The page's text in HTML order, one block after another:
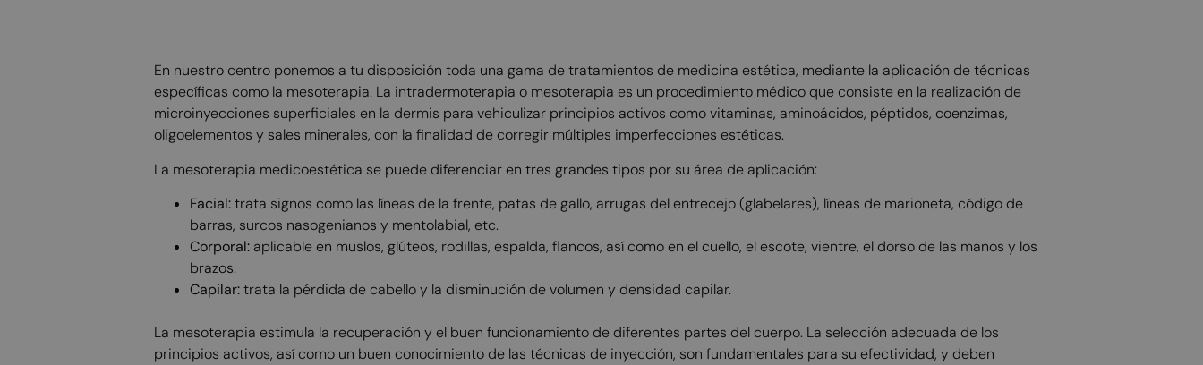
En nuestro centro ponemos a tu disposición toda una gama de tratamientos de medicina estética, mediante la aplicación de técnicas
específicas como la mesoterapia. La intradermoterapia o mesoterapia es un procedimiento médico que consiste en la realización de
microinyecciones superficiales en la dermis para vehiculizar principios activos como vitaminas, aminoácidos, péptidos, coenzimas,
oligoelementos y sales minerales, con la finalidad de corregir múltiples imperfecciones estéticas.
La mesoterapia medicoestética se puede diferenciar en tres grandes tipos por su área de aplicación:
Facial:trata signos como las líneas de la frente, patas de gallo, arrugas del entrecejo (glabelares), líneas de marioneta, código de
barras, surcos nasogenianos y mentolabial, etc.
Corporal: aplicable en muslos, glúteos, rodillas, espalda, flancos, así como en el cuello, el escote, vientre, el dorso de las manos y los
brazos.
Capilar:trata la pérdida de cabello y la disminución de volumen y densidad capilar.
La mesoterapia estimula la recuperación y el buen funcionamiento de diferentes partes del cuerpo. La selección adecuada de los
principios activos, así como un buen conocimiento de las técnicas de inyección, son fundamentales para su efectividad, y deben